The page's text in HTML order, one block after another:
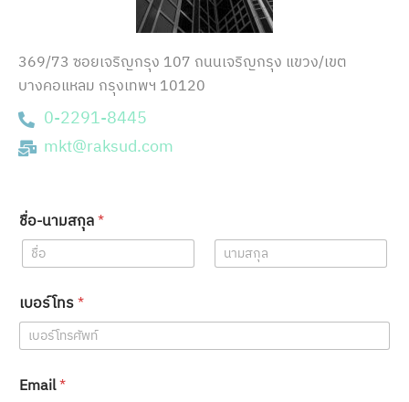
369/73 ซอยเจริญกรุง 107 ถนนเจริญกรุง แขวง/เขต
บางคอแหลม กรุงเทพฯ 10120
0-2291-8445
mkt@raksud.com
ชื่อ-นามสกุล*
First Last
เบอร์โทร*
Email*